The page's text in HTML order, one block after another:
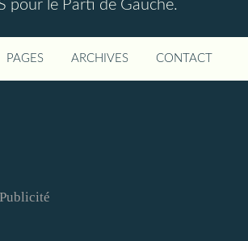
pour le Parti de Gauche.
PAGES ARCHIVES CONTACT
Publicité